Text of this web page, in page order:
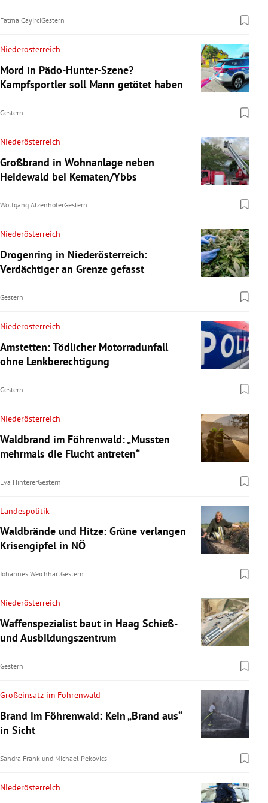
Fatma CayirciGestern
Niederösterreich
Mord in Pädo-Hunter-Szene?
Kampfsportler soll Mann getötet haben
Gestern
Niederösterreich
Großbrand in Wohnanlage neben
Heidewald bei Kematen/Ybbs
Wolfgang AtzenhoferGestern
Niederösterreich
Drogenring in Niederösterreich:
Verdächtiger an Grenze gefasst
Gestern
Niederösterreich
Amstetten: Tödlicher Motorradunfall
ohne Lenkberechtigung
Gestern
Niederösterreich
Waldbrand im Föhrenwald: „Mussten
mehrmals die Flucht antreten“
Eva HintererGestern
Landespolitik
Waldbrände und Hitze: Grüne verlangen
Krisengipfel in NÖ
Johannes WeichhartGestern
Niederösterreich
Waffenspezialist baut in Haag Schieß-
und Ausbildungszentrum
Gestern
Großeinsatz im Föhrenwald
Brand im Föhrenwald: Kein „Brand aus“
in Sicht
Sandra Frank und Michael Pekovics
Niederösterreich